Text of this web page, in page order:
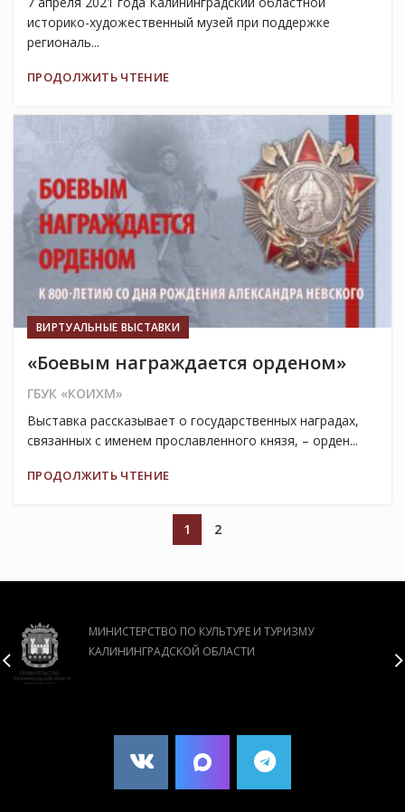
историко-художественный музей при поддержке
региональ...
ПРОДОЛЖИТЬ ЧТЕНИЕ
02
ВИРТУАЛЬНЫЕ ВЫСТАВКИ
«Боевым награждается орденом»
ГБУК «КОИХМ»
Выставка рассказывает о государственных наградах,
связанных с именем прославленного князя, – орден...
ПРОДОЛЖИТЬ ЧТЕНИЕ
1 2
МИНИСТЕРСТВО ПО КУЛЬТУРЕ И ТУРИЗМУ
КАЛИНИНГРАДСКОЙ ОБЛАСТИ